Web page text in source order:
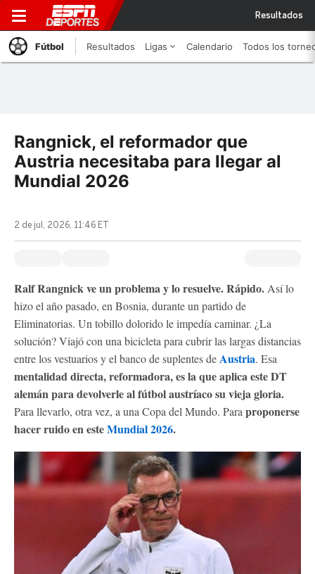
Resultados
Fútbol Resultados Ligas Calendario Todos los
Rangnick, el reformador que
Austria necesitaba para llegar al
Mundial 2026
2 de jul, 2026, 11:46 ET
Ralf Rangnick ve un problema y lo resuelve. Rápido. Así lo
hizo el año pasado, en Bosnia, durante un partido de
Eliminatorias. Un tobillo dolorido le impedía caminar. ¿La
solución? Viajó con una bicicleta para cubrir las largas distancias
entre los vestuarios y el banco de suplentes deAustria. Esa
mentalidad directa, reformadora, es la que aplica este DT
alemán para devolverle al fútbol austríaco su vieja gloria.
Para llevarlo, otra vez, a una Copa del Mundo. Para proponerse
hacer ruido en esteMundial 2026.